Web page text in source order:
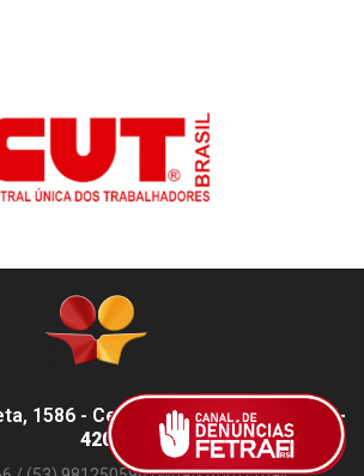
1586 - Centro, Pelotas - RS,
96015-
420